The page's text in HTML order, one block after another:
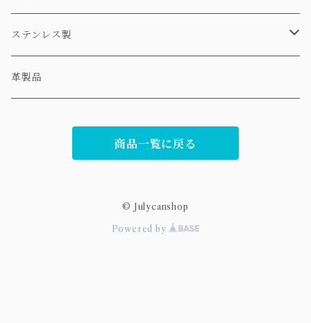
ネックレス
ピアス
ステンレス製
ネックレス
革製品
商品一覧に戻る
© Julycanshop
Powered by